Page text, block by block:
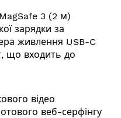
3 (2 м)
зарядки за
живлення USB-C
що входить до
відео
веб-серфінгу